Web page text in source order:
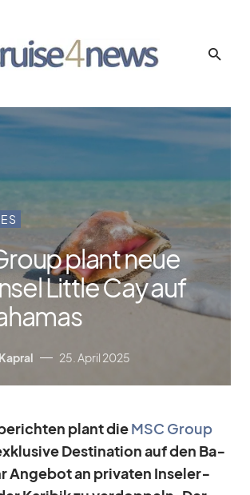
plant neue
Little Cay auf
25. April 2025
plant dieMSC Group
De­sti­na­tion auf den Ba­
An­ge­bot an pri­va­ten In­sel­er­